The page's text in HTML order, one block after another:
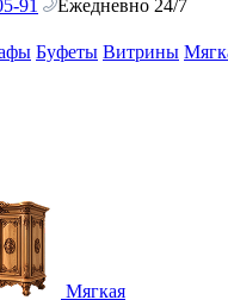
91
Ежедневно 24/7
Буфеты Витрины
Мягкая